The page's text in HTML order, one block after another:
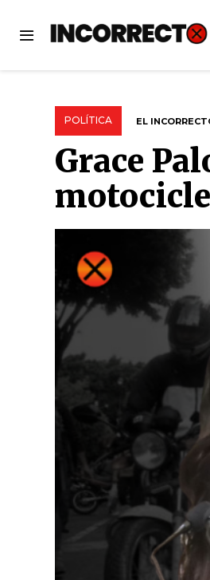
POLÍTICA EL
Grace